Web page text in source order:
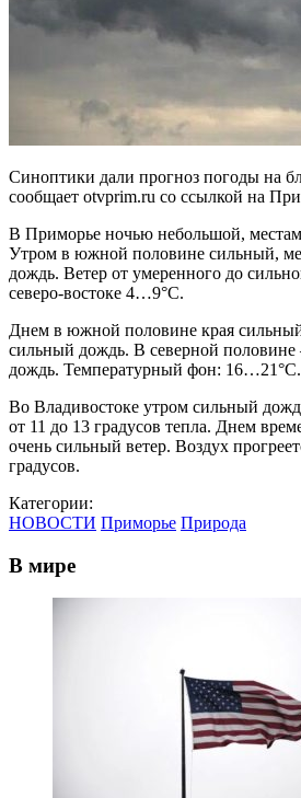
Синоптики дали прогноз погоды на
сообщает otvprim.ru со ссылкой на
В Приморье ночью небольшой,
Утром в южной половине сильный,
дождь. Ветер от умеренного до
северо-востоке 4…9°C.
Днем в южной половине края
сильный дождь. В северной
дождь. Температурный фон: 16…21°С.
Во Владивостоке утром сильный
от 11 до 13 градусов тепла. Днем
очень сильный ветер. Воздух
градусов.
Категории:
НОВОСТИ Приморье Природа
В мире